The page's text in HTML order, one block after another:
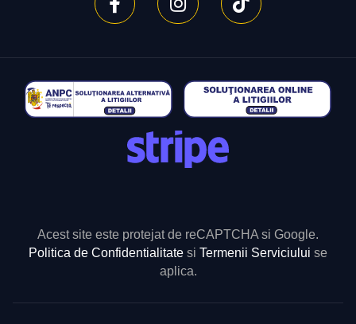
Acest site este protejat de reCAPTCHA si Google.
Politica de Confidentialitate si Termenii Serviciului se
aplica.